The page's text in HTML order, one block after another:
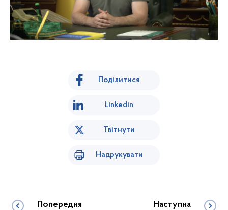
Поділитися
Linkedin
Твітнути
Надрукувати
Попередня Наступна